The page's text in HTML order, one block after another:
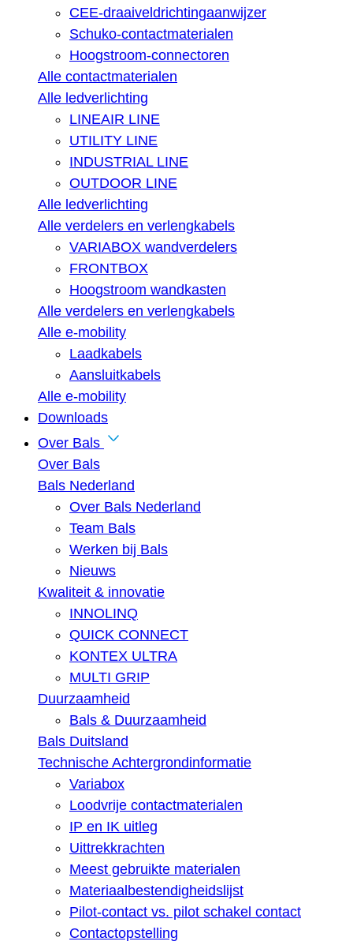
CEE-draaiveldrichtingaanwijzer
Schuko-contactmaterialen
Hoogstroom-connectoren
Alle contactmaterialen
Alle ledverlichting
LINEAIR LINE
UTILITY LINE
INDUSTRIAL LINE
OUTDOOR LINE
Alle ledverlichting
Alle verdelers en verlengkabels
VARIABOX wandverdelers
FRONTBOX
Hoogstroom wandkasten
Alle verdelers en verlengkabels
Alle e-mobility
Laadkabels
Aansluitkabels
Alle e-mobility
Downloads
Over Bals
Over Bals
Bals Nederland
Over Bals Nederland
Team Bals
Werken bij Bals
Nieuws
Kwaliteit & innovatie
INNOLINQ
QUICK CONNECT
KONTEX ULTRA
MULTI GRIP
Duurzaamheid
Bals & Duurzaamheid
Bals Duitsland
Technische Achtergrondinformatie
Variabox
Loodvrije contactmaterialen
IP en IK uitleg
Uittrekkrachten
Meest gebruikte materialen
Materiaalbestendigheidslijst
Pilot-contact vs. pilot schakel contact
Contactopstelling